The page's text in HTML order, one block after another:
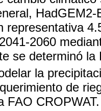
representativa
2060
se determinó la
la
de
FAO